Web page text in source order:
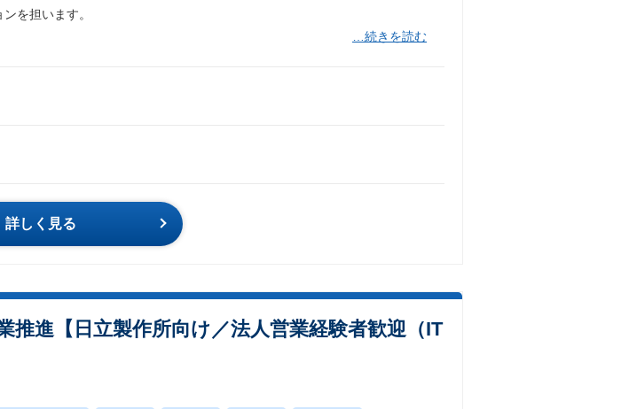
を担います。
…続きを読む
詳しく見る
推進【日立製作所向け／法人営業経験者歓迎（IT